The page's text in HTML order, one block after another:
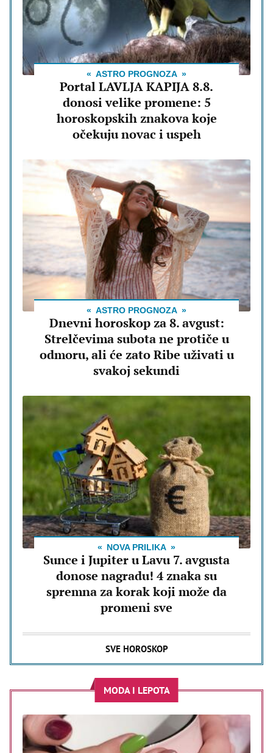
ASTRO PROGNOZA
Portal LAVLJA KAPIJA 8.8.
donosi velike promene: 5
horoskopskih znakova koje
očekuju novac i uspeh
ASTRO PROGNOZA
Dnevni horoskop za 8. avgust:
Strelčevima subota ne protiče u
odmoru, ali će zato Ribe uživati u
svakoj sekundi
NOVA PRILIKA
Sunce i Jupiter u Lavu 7. avgusta
donose nagradu! 4 znaka su
spremna za korak koji može da
promeni sve
SVE HOROSKOP
MODA I LEPOTA